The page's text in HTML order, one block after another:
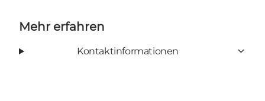
Mehr erfahren
Kontaktinformationen